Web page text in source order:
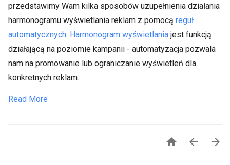
przedstawimy Wam kilka sposobów uzupełnienia działania
harmonogramu wyświetlania reklam z pomocą reguł
automatycznych. Harmonogram wyświetlania jest funkcją
działającą na poziomie kampanii - automatyzacja pozwala
nam na promowanie lub ograniczanie wyświetleń dla
konkretnych reklam.
Read More
  